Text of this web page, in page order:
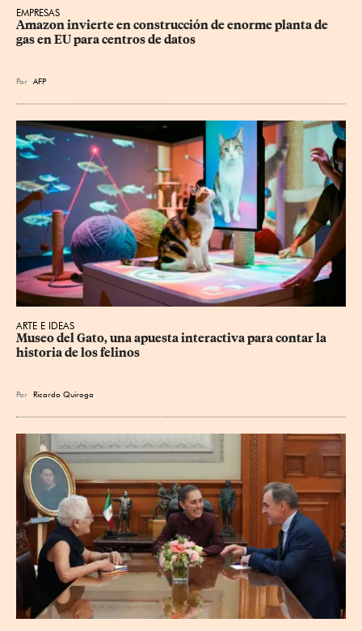
EMPRESAS
Amazon invierte en construcción de enorme planta de
gas en EU para centros de datos
Por AFP
ARTE E IDEAS
Museo del Gato, una apuesta interactiva para contar la
historia de los felinos
Por Ricardo Quiroga